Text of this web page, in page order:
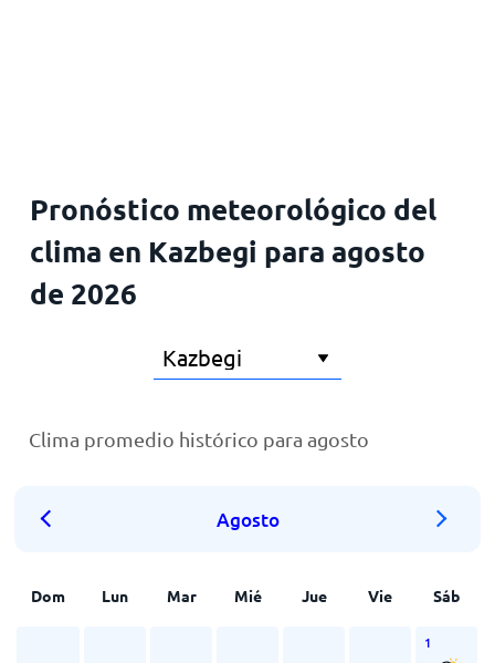
Pronóstico meteorológico del
clima en Kazbegi para agosto
de 2026
Clima promedio histórico para agosto
Agosto
Dom Lun Mar Mié Jue Vie Sáb
1